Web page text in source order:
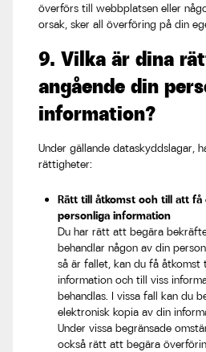
överförs till webbplatsen eller
orsak, sker all överföring på din
9. Vilka är dina
angående din
information?
Under gällande dataskyddslagar,
rättigheter:
Rätt till åtkomst och till att få
personliga information
Du har rätt att begära
behandlar någon av din
så är fallet, kan du få åtkomst
information och till viss
behandlas. I vissa fall kan du
elektronisk kopia av din
Under vissa begränsade
också rätt att begära